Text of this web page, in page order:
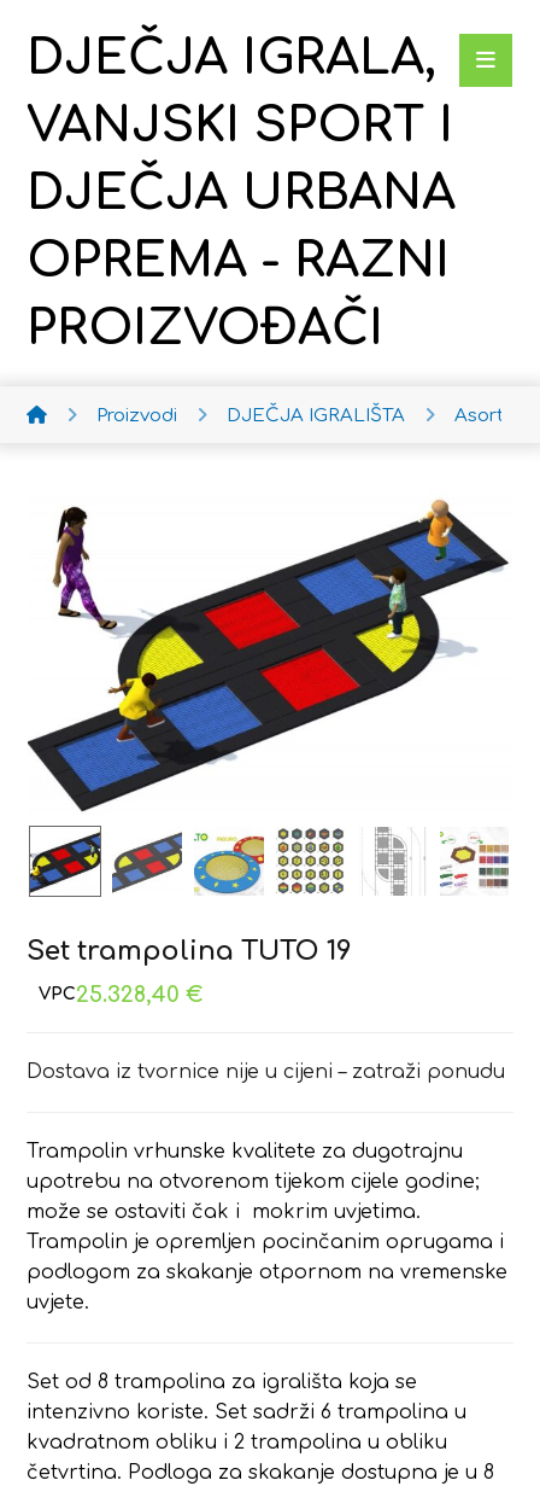
DJEČJA IGRALA,
VANJSKI SPORT I
DJEČJA URBANA
OPREMA - RAZNI
PROIZVOĐAČI
Proizvodi DJEČJA IGRALIŠTA
Set trampolina TUTO 19
25.328,40€
Dostava iz tvornice nije u cijeni – zatraži ponudu
Trampolin vrhunske kvalitete za dugotrajnu
upotrebu na otvorenom tijekom cijele godine;
može se ostaviti čak i mokrim uvjetima.
Trampolin je opremljen pocinčanim oprugama i
podlogom za skakanje otpornom na vremenske
uvjete.
Set od 8 trampolina za igrališta koja se
intenzivno koriste. Set sadrži 6 trampolina u
kvadratnom obliku i 2 trampolina u obliku
četvrtina. Podloga za skakanje dostupna je u 8